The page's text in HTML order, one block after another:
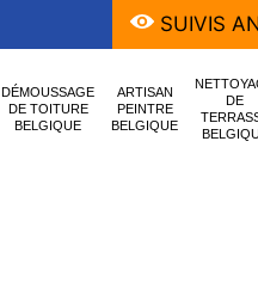
SUIVIS
DÉMOUSSAGE
DE TOITURE
BELGIQUE
ARTISAN
PEINTRE
BELGIQUE
DE